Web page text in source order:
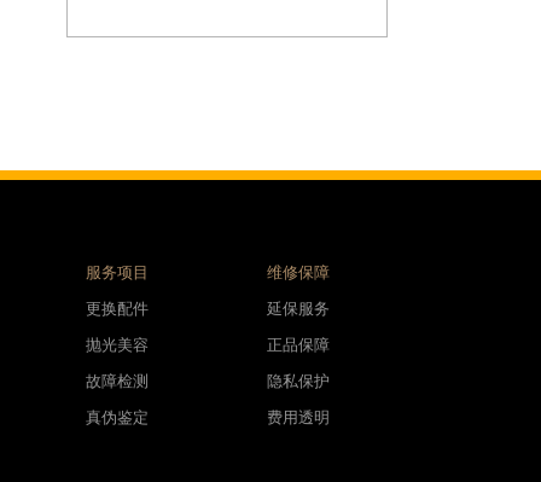
服务项目
更换配件
抛光美容
故障检测
真伪鉴定
维修保障
延保服务
正品保障
隐私保护
费用透明